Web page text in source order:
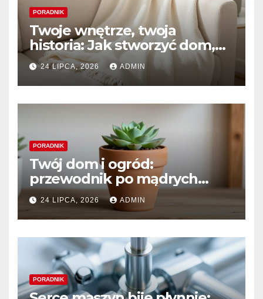
PORADNIK
Twoje wnętrze, twoja
historia: Jak stworzyć dom,
który naprawdę kochasz
24 LIPCA, 2026 ADMIN
PORADNIK
Twój dom i ogród:
przewodnik po mądrych
wyborach i trwałym pięknie
24 LIPCA, 2026 ADMIN
PORADNIK